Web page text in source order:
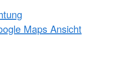
Maps Ansicht